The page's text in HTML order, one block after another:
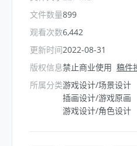
文件数量
观看次数
更新时间
版权信息
所属分类
899
6,442
2022-08-31
禁止商业使用 稿件
游戏设计/场景设计
插画设计/游戏原画
游戏设计/角色设计